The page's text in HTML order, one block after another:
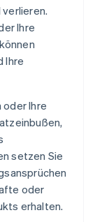
Ihre
Ihre
Ihre
setzen Sie
oder
erhalten.